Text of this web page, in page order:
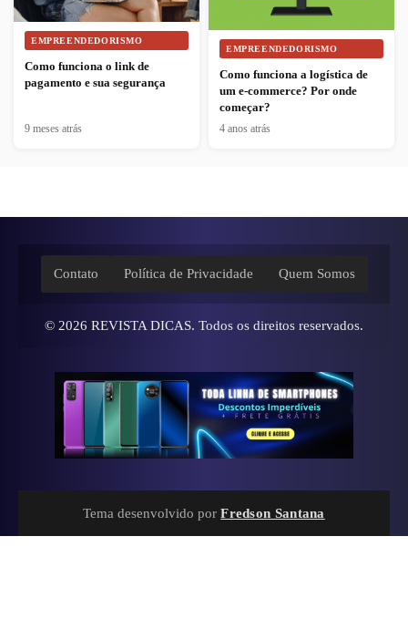
EMPREENDEDORISMO
Como funciona o link de
pagamento e sua segurança
9 meses atrás
EMPREENDEDORISMO
Como funciona a logística de
um e-commerce? Por onde
começar?
4 anos atrás
Contato Política de Privacidade Quem Somos
© 2026 REVISTA DICAS. Todos os direitos reservados.
Tema desenvolvido por Fredson Santana